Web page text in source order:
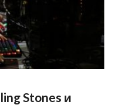
Stones и